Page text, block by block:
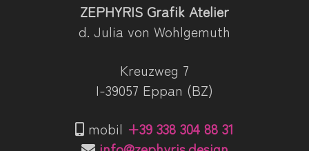
ZEPHYRIS Grafik Atelier
d. Julia von Wohlgemuth
Kreuzweg 7
I-39057 Eppan (BZ)
mobil +39 338 304 88 31